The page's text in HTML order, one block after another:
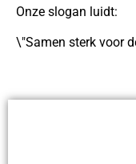
Onze slogan luidt:
\"Samen sterk voor